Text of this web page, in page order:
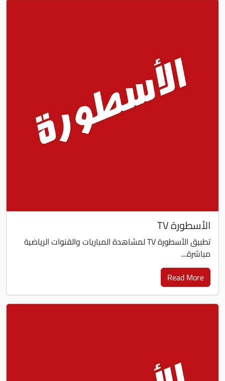
الأسطورة TV
تطبيق الأسطورة TV لمشاهدة المباريات والقنوات الرياضية
مباشرة....
Read More